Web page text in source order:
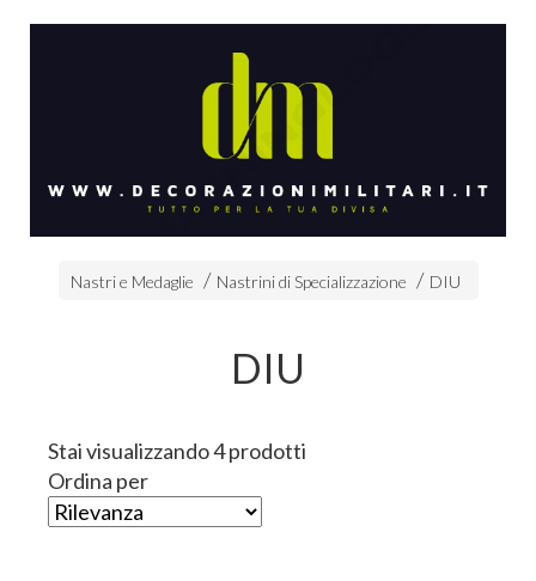
Nastri e Medaglie Nastrini di Specializzazione DIU
DIU
Stai visualizzando 4 prodotti
Ordina per